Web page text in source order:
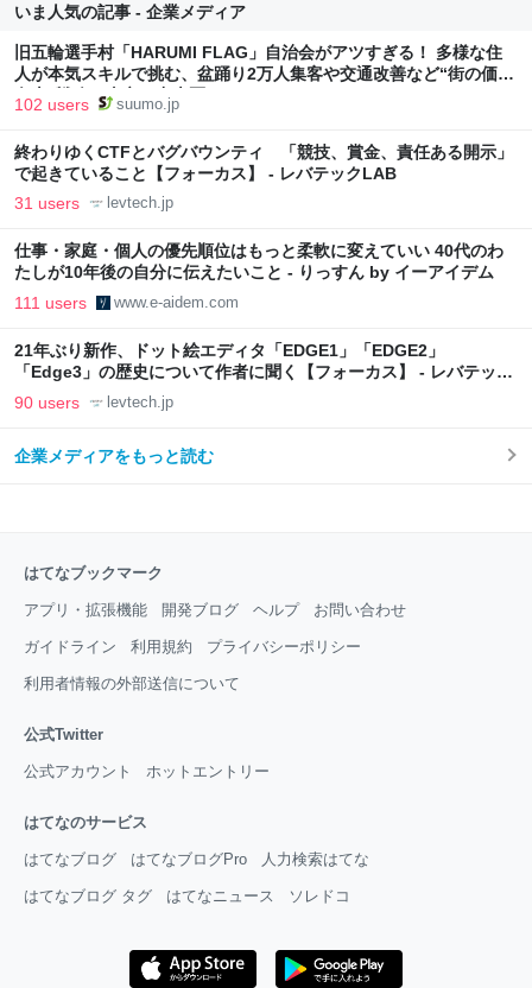
いま人気の記事 - 企業メディア
旧五輪選手村「HARUMI FLAG」自治会がアツすぎる！ 多様な住
人が本気スキルで挑む、盆踊り2万人集客や交通改善など“街の価値
向上”戦略 東京・中央区
102 users suumo.jp
終わりゆくCTFとバグバウンティ 「競技、賞金、責任ある開示」
で起きていること【フォーカス】 - レバテックLAB
31 users levtech.jp
仕事・家庭・個人の優先順位はもっと柔軟に変えていい 40代のわ
たしが10年後の自分に伝えたいこと - りっすん by イーアイデム
111 users www.e-aidem.com
21年ぶり新作、ドット絵エディタ「EDGE1」「EDGE2」
「Edge3」の歴史について作者に聞く【フォーカス】 - レバテック
LAB
90 users levtech.jp
企業メディアをもっと読む
はてなブックマーク
アプリ・拡張機能 開発ブログ ヘルプ お問い合わせ
ガイドライン 利用規約 プライバシーポリシー
利用者情報の外部送信について
公式Twitter
公式アカウント ホットエントリー
はてなのサービス
はてなブログ はてなブログPro 人力検索はてな
はてなブログ タグ はてなニュース ソレドコ